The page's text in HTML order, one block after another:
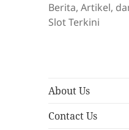
Berita, Artikel,
Slot Terkini
About Us
Contact Us